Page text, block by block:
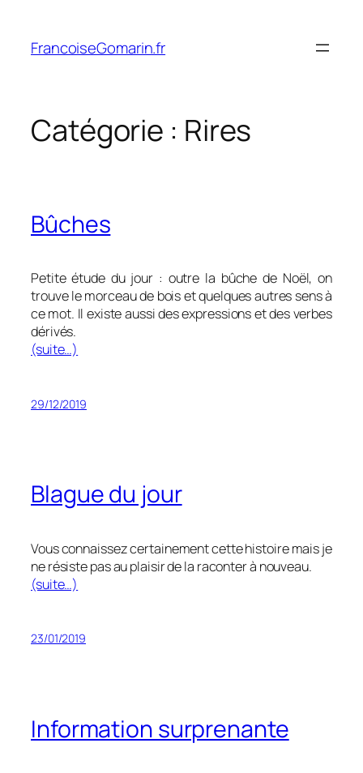
contenu
FrancoiseGomarin.fr
Catégorie : Rires
Bûches
Petite étude du jour : outre la bûche de Noël, on
trouve le morceau de bois et quelques autres sens à
ce mot. Il existe aussi des expressions et des verbes
dérivés.
(suite…)
29/12/2019
Blague du jour
Vous connaissez certainement cette histoire mais je
ne résiste pas au plaisir de la raconter à nouveau.
(suite…)
23/01/2019
Information surprenante